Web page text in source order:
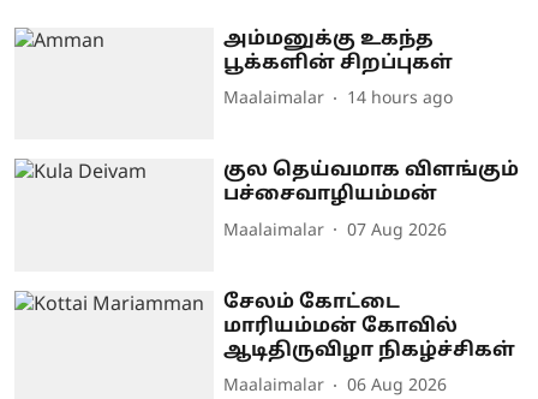
அம்மனுக்கு உகந்த
பூக்களின் சிறப்புகள்
Maalaimalar 14 hours ago
குல தெய்வமாக விளங்கும்
பச்சைவாழியம்மன்
Maalaimalar 07 Aug 2026
சேலம் கோட்டை
மாரியம்மன் கோவில்
ஆடிதிருவிழா நிகழ்ச்சிகள்
Maalaimalar 06 Aug 2026